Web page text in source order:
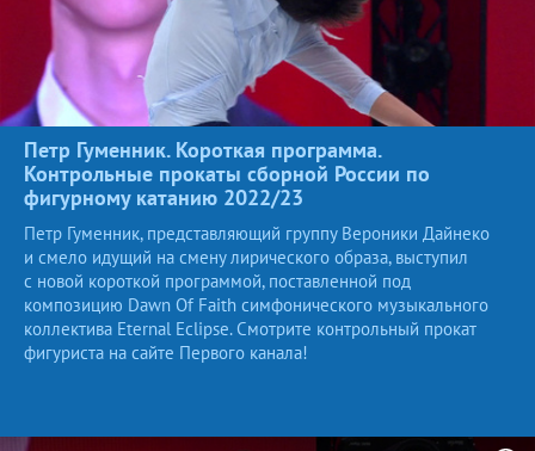
Петр Гуменник. Короткая программа.
Контрольные прокаты сборной России по
фигурному катанию 2022/23
Петр Гуменник, представляющий группу Вероники Дайнеко
и смело идущий на смену лирического образа, выступил
с новой короткой программой, поставленной под
композицию Dawn Of Faith симфонического музыкального
коллектива Eternal Eclipse. Смотрите контрольный прокат
фигуриста на сайте Первого канала!